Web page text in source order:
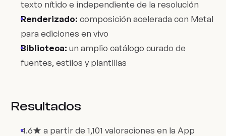
texto nítido e independiente de la resolución
Renderizado: composición acelerada con Metal
para ediciones en vivo
Biblioteca: un amplio catálogo curado de
fuentes, estilos y plantillas
Resultados
4.6★ a partir de 1,101 valoraciones en la App